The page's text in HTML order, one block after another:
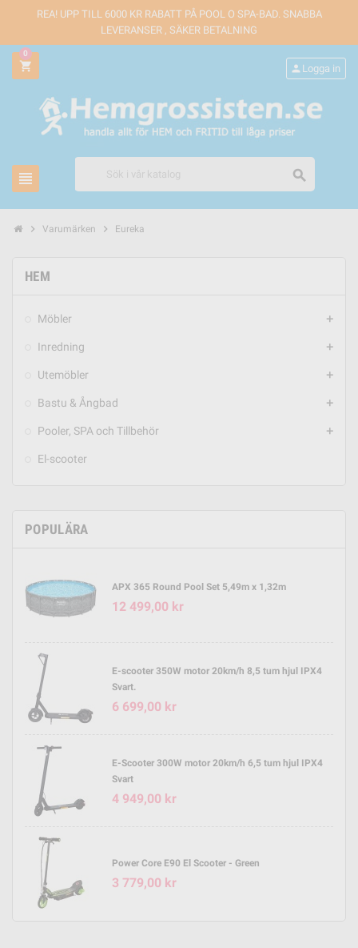
REA! UPP TILL 6000 KR RABATT PÅ POOL O SPA-BAD. SNABBA
LEVERANSER , SÄKER BETALNING
shopping_cart
0
view_headline search
person Logga in
chevron_right Varumärken chevron_right Eureka
HEM
Möbler add
Inredning add
Utemöbler add
Bastu & Ångbad add
Pooler, SPA och Tillbehör add
El-scooter
POPULÄRA
APX 365 Round Pool Set 5,49m x 1,32m
12 499,00 kr
E-scooter 350W motor 20km/h 8,5 tum hjul IPX4
Svart.
6 699,00 kr
E-Scooter 300W motor 20km/h 6,5 tum hjul IPX4
Svart
4 949,00 kr
Power Core E90 El Scooter - Green
3 779,00 kr